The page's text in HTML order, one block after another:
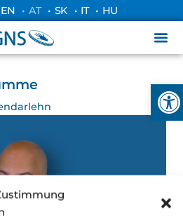
EN • AT • SK • IT • HU